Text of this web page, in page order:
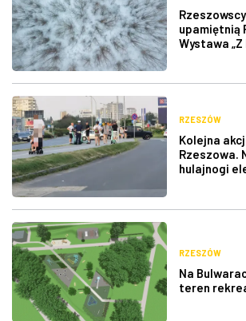
upamiętnią
Wystawa
RZESZÓW
Kolejna
Rzeszowa.
hulajnogi
RZESZÓW
Na
teren